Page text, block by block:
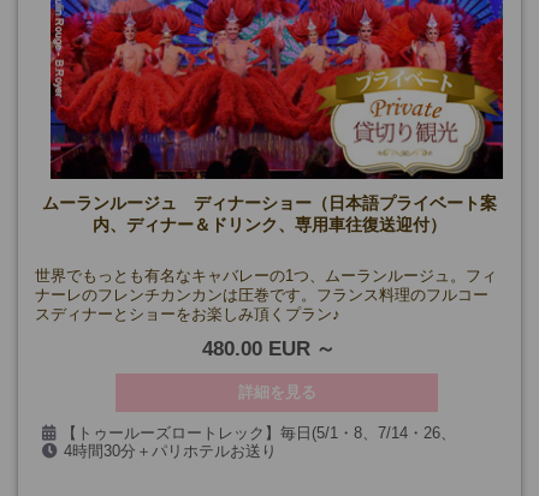
ムーランルージュ ディナーショー（日本語プライベート案
内、ディナー＆ドリンク、専用車往復送迎付）
世界でもっとも有名なキャバレーの1つ、ムーランルージュ。フィ
ナーレのフレンチカンカンは圧巻です。フランス料理のフルコー
スディナーとショーをお楽しみ頂くプラン♪
480.00 EUR
詳細を見る
【トゥールーズロートレック】毎日(5/1・8、7/14・26、
9/14・19・20、12/17～1/6、2/12～14、貸切日、第一日曜日を除
4時間30分＋パリホテルお送り